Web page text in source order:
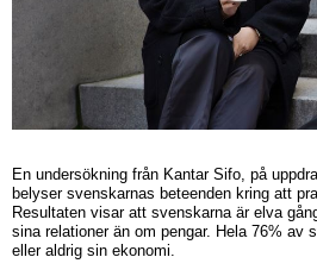
En undersökning från Kantar Sifo, på
belyser svenskarnas beteenden kring att
Resultaten visar att svenskarna är elva
sina relationer än om pengar. Hela 76% av
eller aldrig sin ekonomi.